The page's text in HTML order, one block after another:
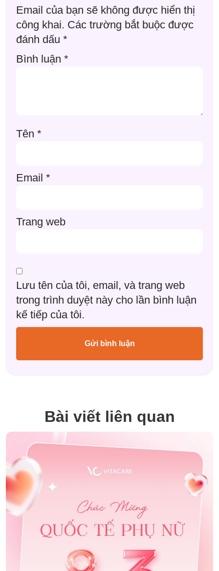
Email của bạn sẽ không được hiển thị
công khai. Các trường bắt buộc được
đánh dấu *
Bình luận *
Tên *
Email *
Trang web
Lưu tên của tôi, email, và trang web
trong trình duyệt này cho lần bình luận
kế tiếp của tôi.
Bài viết liên quan